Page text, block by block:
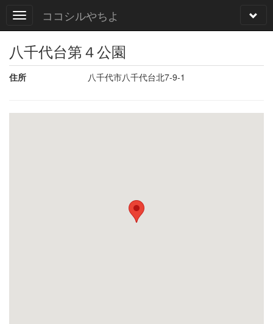
ココシルやちよ
八千代台第４公園
住所 八千代市八千代台北7-9-1